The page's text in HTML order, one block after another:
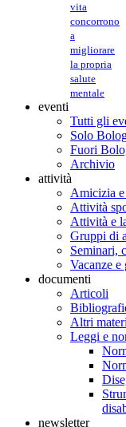
vita
concorrono
a
migliorare
la propria
salute
mentale
eventi
Tutti gli
Solo
Fuori
Archivio
attività
Amicizia
Attività
Attività e
Gruppi di
Seminari,
Vacanze e
documenti
Articoli
Altri
Leggi e
newsletter